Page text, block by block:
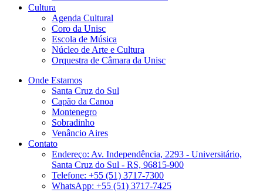
Cultura
Agenda Cultural
Coro da Unisc
Escola de Música
Núcleo de Arte e Cultura
Orquestra de Câmara da Unisc
Onde Estamos
Santa Cruz do Sul
Capão da Canoa
Montenegro
Sobradinho
Venâncio Aires
Contato
Endereço: Av. Independência, 2293 - Universitário,
Santa Cruz do Sul - RS, 96815-900
Telefone: +55 (51) 3717-7300
WhatsApp: +55 (51) 3717-7425